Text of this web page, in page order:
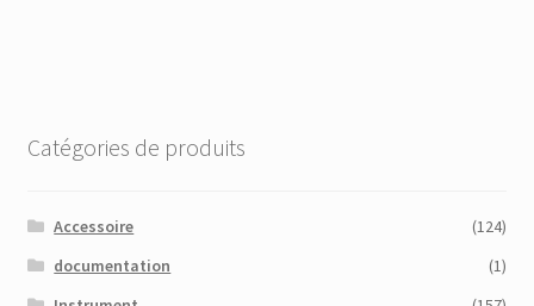
Catégories de produits
Accessoire
(124)
documentation
(1)